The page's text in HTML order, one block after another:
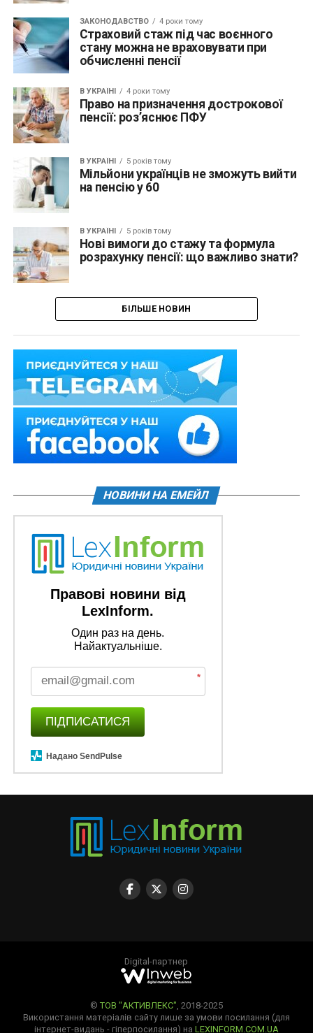
ЗАКОНОДАВСТВО 4 роки тому
Страховий стаж під час воєнного
стану можна не враховувати при
обчисленні пенсії
В УКРАЇНІ 4 роки тому
Право на призначення дострокової
пенсії: роз’яснює ПФУ
В УКРАЇНІ 5 років тому
Мільйони українців не зможуть вийти
на пенсію у 60
В УКРАЇНІ 5 років тому
Нові вимоги до стажу та формула
розрахунку пенсії: що важливо знати?
БІЛЬШЕ НОВИН
НОВИНИ НА ЕМЕЙЛ
Правові новини від
LexInform.
Один раз на день.
Найактуальніше.
*
ПІДПИСАТИСЯ
Надано SendPulse
Digital-партнер
© ТОВ "АКТИВЛЕКС" , 2018-2025
Використання матеріалів сайту лише за умови посилання (для
інтернет-видань - гіперпосилання) на LEXINFORM.COM.UA